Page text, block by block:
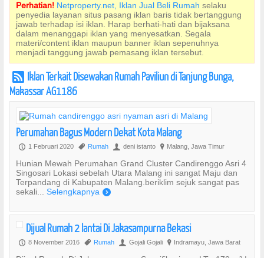
Perhatian! Netproperty.net, Iklan Jual Beli Rumah selaku
penyedia layanan situs pasang iklan baris tidak bertanggung
jawab terhadap isi iklan. Harap berhati-hati dan bijaksana
dalam menanggapi iklan yang menyesatkan. Segala
materi/content iklan maupun banner iklan sepenuhnya
menjadi tanggung jawab pemasang iklan tersebut.
r Iklan Terkait Disewakan Rumah Paviliun di Tanjung Bunga,
Makassar AG1186
Perumahan Bagus Modern Dekat Kota Malang
P 1 Februari 2020 , Rumah U deni istanto ? Malang, Jawa Timur
Hunian Mewah Perumahan Grand Cluster Candirenggo Asri 4
Singosari Lokasi sebelah Utara Malang ini sangat Maju dan
Terpandang di Kabupaten Malang.beriklim sejuk sangat pas
sekali... Selengkapnya )
Dijual Rumah 2 lantai Di Jakasampurna Bekasi
P 8 November 2016 , Rumah U Gojali Gojali ? Indramayu, Jawa Barat